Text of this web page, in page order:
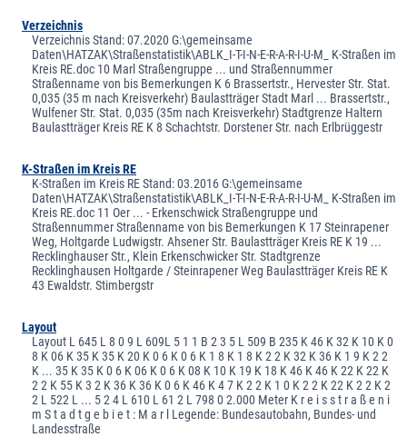
Verzeichnis
Verzeichnis Stand: 07.2020 G:\gemeinsame
Daten\HATZAK\Straßenstatistik\ABLK_I-T-I-N-E-R-A-R-I-U-M_ K-Straßen im
Kreis RE.doc 10 Marl Straßengruppe ... und Straßennummer
Straßenname von bis Bemerkungen K 6 Brassertstr., Hervester Str. Stat.
0,035 (35 m nach Kreisverkehr) Baulastträger Stadt Marl ... Brassertstr.,
Wulfener Str. Stat. 0,035 (35m nach Kreisverkehr) Stadtgrenze Haltern
Baulastträger Kreis RE K 8 Schachtstr. Dorstener Str. nach Erlbrüggestr
K-Straßen im Kreis RE
K-Straßen im Kreis RE Stand: 03.2016 G:\gemeinsame
Daten\HATZAK\Straßenstatistik\ABLK_I-T-I-N-E-R-A-R-I-U-M_ K-Straßen im
Kreis RE.doc 11 Oer ... - Erkenschwick Straßengruppe und
Straßennummer Straßenname von bis Bemerkungen K 17 Steinrapener
Weg, Holtgarde Ludwigstr. Ahsener Str. Baulastträger Kreis RE K 19 ...
Recklinghauser Str., Klein Erkenschwicker Str. Stadtgrenze
Recklinghausen Holtgarde / Steinrapener Weg Baulastträger Kreis RE K
43 Ewaldstr. Stimbergstr
Layout
Layout L 645 L 8 0 9 L 609L 5 1 1 B 2 3 5 L 509 B 235 K 46 K 32 K 10 K 0
8 K 06 K 35 K 35 K 20 K 0 6 K 0 6 K 1 8 K 1 8 K 2 2 K 32 K 36 K 1 9 K 2 2
K ... 35 K 35 K 0 6 K 06 K 0 6 K 08 K 10 K 19 K 18 K 46 K 46 K 22 K 22 K
2 2 K 55 K 3 2 K 36 K 36 K 0 6 K 46 K 4 7 K 2 2 K 1 0 K 2 2 K 22 K 2 2 K 2
2 L 522 L ... 5 2 4 L 610 L 61 2 L 798 0 2.000 Meter K r e i s s t r a ß e n i
m S t a d t g e b i e t : M a r l Legende: Bundesautobahn, Bundes- und
Landesstraße